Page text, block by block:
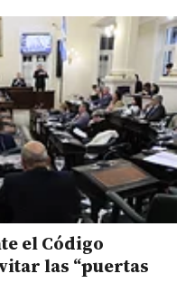
el Código
las “puertas